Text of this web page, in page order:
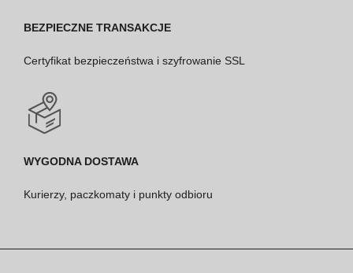
BEZPIECZNE TRANSAKCJE
Certyfikat bezpieczeństwa i szyfrowanie SSL
WYGODNA DOSTAWA
Kurierzy, paczkomaty i punkty odbioru